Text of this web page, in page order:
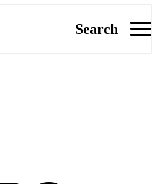
Search